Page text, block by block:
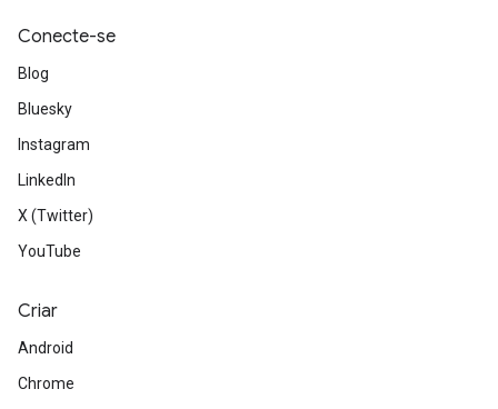
Conecte-se
Blog
Bluesky
Instagram
LinkedIn
X (Twitter)
YouTube
Criar
Android
Chrome